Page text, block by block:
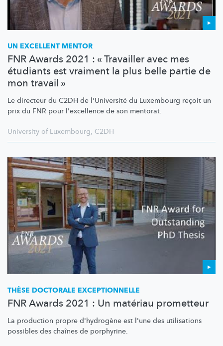
UN EXCELLENT MENTOR
FNR Awards 2021 : « Travailler avec mes
étudiants est vraiment la plus belle partie de
mon travail »
Le directeur du C2DH de l'Université du Luxembourg reçoit un
prix du FNR pour l'excellence de son mentorat.
University of Luxembourg, C2DH
THÈSE DOCTORALE EXCEPTIONNELLE
FNR Awards 2021 : Un matériau prometteur
La production propre d'hydrogène est l'une des utilisations
possibles des chaînes de porphyrine.